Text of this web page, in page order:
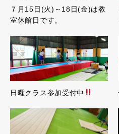
７月15日(火)～18日(金)は教
室休館日です。
日曜クラス参加受付中